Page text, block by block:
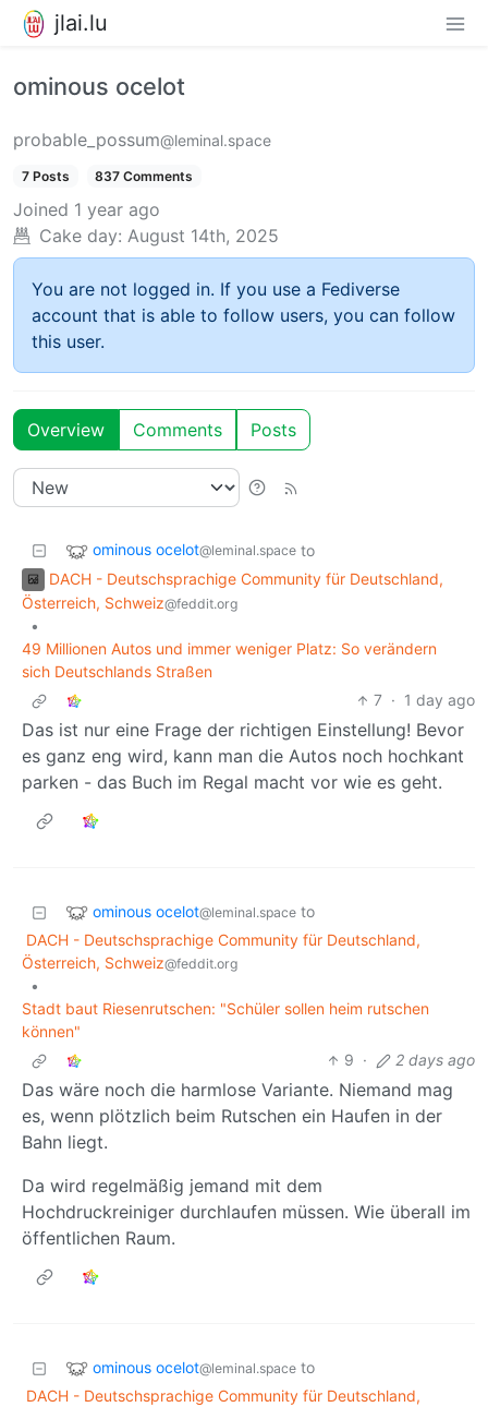
jlai.lu
ominous ocelot
probable_possum@leminal.space
7 Posts 837 Comments
Joined 1 year ago
Cake day: August 14th, 2025
You are not logged in. If you use a Fediverse
account that is able to follow users, you can follow
this user.
Overview Comments Posts
ominous ocelot@leminal.space to
DACH - Deutschsprachige Community für Deutschland,
Österreich, Schweiz@feddit.org
•
49 Millionen Autos und immer weniger Platz: So verändern
sich Deutschlands Straßen
7 · 1 day ago
Das ist nur eine Frage der richtigen Einstellung! Bevor
es ganz eng wird, kann man die Autos noch hochkant
parken - das Buch im Regal macht vor wie es geht.
ominous ocelot@leminal.space to
DACH - Deutschsprachige Community für Deutschland,
Österreich, Schweiz@feddit.org
•
Stadt baut Riesenrutschen: "Schüler sollen heim rutschen
können"
9 · 2 days ago
Das wäre noch die harmlose Variante. Niemand mag
es, wenn plötzlich beim Rutschen ein Haufen in der
Bahn liegt.
Da wird regelmäßig jemand mit dem
Hochdruckreiniger durchlaufen müssen. Wie überall im
öffentlichen Raum.
ominous ocelot@leminal.space to
DACH - Deutschsprachige Community für Deutschland,